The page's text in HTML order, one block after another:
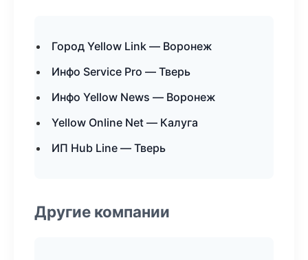
Город Yellow Link — Воронеж
Инфо Service Pro — Тверь
Инфо Yellow News — Воронеж
Yellow Online Net — Калуга
ИП Hub Line — Тверь
Другие компании